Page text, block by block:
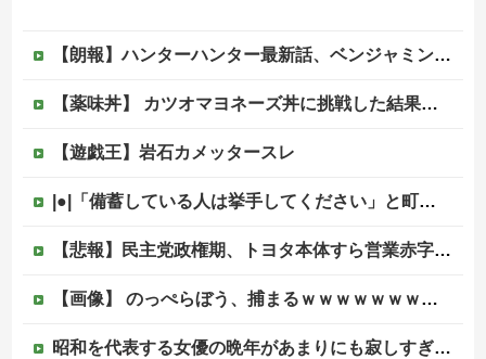
【朗報】ハンターハンター最新話、ベンジャミンが覚醒して主人公になるwwwwwwwwwww
【薬味丼】 カツオマヨネーズ丼に挑戦した結果ｗｗｗ（画像あり）
【遊戯王】岩石カメッタースレ
|●|「備蓄している人は挙手してください」と町内会のミーティング、何の気なしに手を挙げてしまった結果……
【悲報】民主党政権期、トヨタ本体すら営業赤字になる「超円高」…中小企業の景況も厳しい水準だった←これエグいよな他
【画像】 のっぺらぼう、捕まるｗｗｗｗｗｗｗｗｗｗ
昭和を代表する女優の晩年があまりにも寂しすぎる！と話題に、自身の子供を餓死する寸前までネグレクトした挙句……